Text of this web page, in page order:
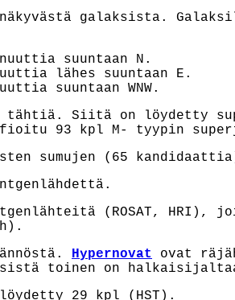
galaksista.
suuntaan N.
lähes suuntaan E.
suuntaan WNW.
tähtiä. Siitä on löydetty
93 kpl M- tyypin
sumujen (65
(ROSAT, HRI),
Hypernovat
ovat
toinen on
29 kpl (HST).